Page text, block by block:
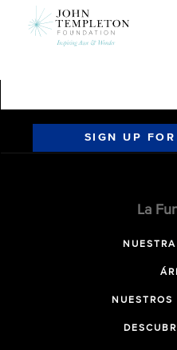
SIGN UP
La
NUESTROS